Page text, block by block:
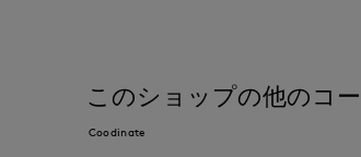
このショップの他のコ
Coodinate